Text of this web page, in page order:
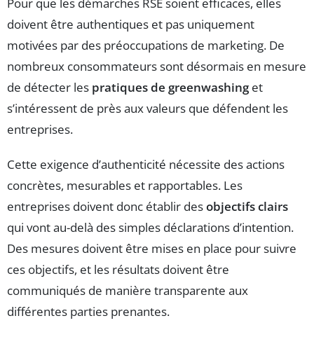
Pour que les démarches RSE soient efficaces, elles
doivent être authentiques et pas uniquement
motivées par des préoccupations de marketing. De
nombreux consommateurs sont désormais en mesure
de détecter les pratiques de greenwashinget
s’intéressent de près aux valeurs que défendent les
entreprises.
Cette exigence d’authenticité nécessite des actions
concrètes, mesurables et rapportables. Les
entreprises doivent donc établir desobjectifs clairs
qui vont au-delà des simples déclarations d’intention.
Des mesures doivent être mises en place pour suivre
ces objectifs, et les résultats doivent être
communiqués de manière transparente aux
différentes parties prenantes.